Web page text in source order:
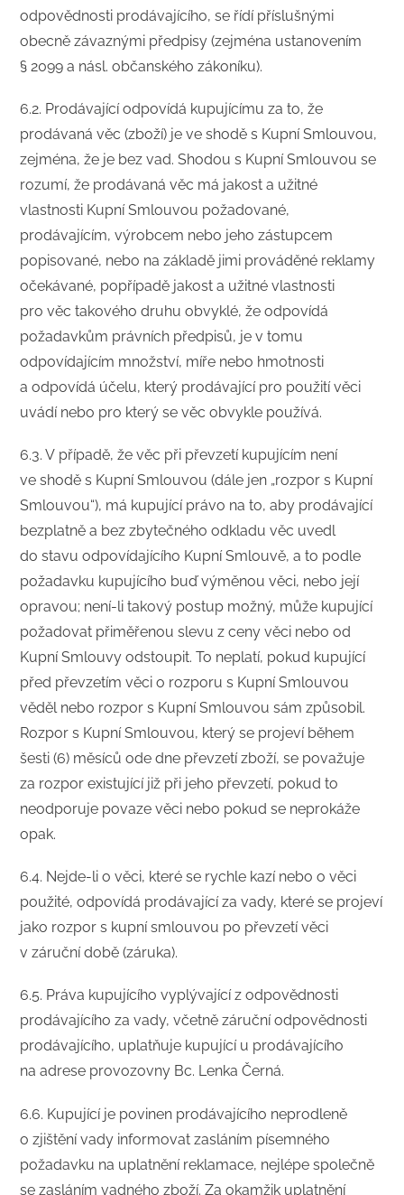
odpovědnosti prodávajícího, se řídí příslušnými
obecně závaznými předpisy (zejména ustanovením
§ 2099 a násl. občanského zákoníku).
6.2. Prodávající odpovídá kupujícímu za to, že
prodávaná věc (zboží) je ve shodě s Kupní Smlouvou,
zejména, že je bez vad. Shodou s Kupní Smlouvou se
rozumí, že prodávaná věc má jakost a užitné
vlastnosti Kupní Smlouvou požadované,
prodávajícím, výrobcem nebo jeho zástupcem
popisované, nebo na základě jimi prováděné reklamy
očekávané, popřípadě jakost a užitné vlastnosti
pro věc takového druhu obvyklé, že odpovídá
požadavkům právních předpisů, je v tomu
odpovídajícím množství, míře nebo hmotnosti
a odpovídá účelu, který prodávající pro použití věci
uvádí nebo pro který se věc obvykle používá.
6.3. V případě, že věc při převzetí kupujícím není
ve shodě s Kupní Smlouvou (dále jen „rozpor s Kupní
Smlouvou“), má kupující právo na to, aby prodávající
bezplatně a bez zbytečného odkladu věc uvedl
do stavu odpovídajícího Kupní Smlouvě, a to podle
požadavku kupujícího buď výměnou věci, nebo její
opravou; není-li takový postup možný, může kupující
požadovat přiměřenou slevu z ceny věci nebo od
Kupní Smlouvy odstoupit. To neplatí, pokud kupující
před převzetím věci o rozporu s Kupní Smlouvou
věděl nebo rozpor s Kupní Smlouvou sám způsobil.
Rozpor s Kupní Smlouvou, který se projeví během
šesti (6) měsíců ode dne převzetí zboží, se považuje
za rozpor existující již při jeho převzetí, pokud to
neodporuje povaze věci nebo pokud se neprokáže
opak.
6.4. Nejde-li o věci, které se rychle kazí nebo o věci
použité, odpovídá prodávající za vady, které se projeví
jako rozpor s kupní smlouvou po převzetí věci
v záruční době (záruka).
6.5. Práva kupujícího vyplývající z odpovědnosti
prodávajícího za vady, včetně záruční odpovědnosti
prodávajícího, uplatňuje kupující u prodávajícího
na adrese provozovny Bc. Lenka Černá.
6.6. Kupující je povinen prodávajícího neprodleně
o zjištění vady informovat zasláním písemného
požadavku na uplatnění reklamace, nejlépe společně
se zasláním vadného zboží. Za okamžik uplatnění